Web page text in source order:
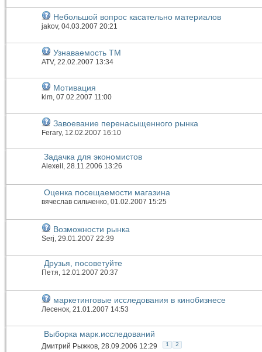
Небольшой вопрос касательно материалов
jakov, 04.03.2007 20:21
Узнаваемость ТМ
ATV, 22.02.2007 13:34
Мотивация
klm, 07.02.2007 11:00
Завоевание перенасыщенного рынка
Ferary, 12.02.2007 16:10
Задачка для экономистов
AlexeiI , 28.11.2006 13:26
Оценка посещаемости магазина
вячеслав сильченко , 01.02.2007 15:25
Возможности рынка
Serj, 29.01.2007 22:39
Друзья, посоветуйте
Петя , 12.01.2007 20:37
маркетинговые исследования в кинобизнесе
Лесенок, 21.01.2007 14:53
Выборка марк.исследований
Дмитрий Рыжков , 28.09.2006 12:29 1 2